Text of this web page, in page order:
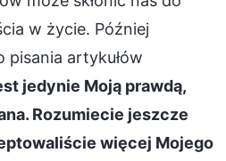
w życie. Później
pisania artykułów
jedynie Moją prawdą,
Rozumiecie jeszcze
więcej Mojego